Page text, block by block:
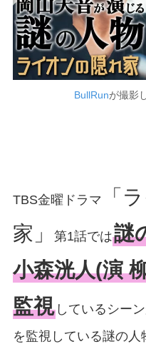
BullRunが撮影
TBS金曜ドラマ
「
家」
第1話では謎
小森洸人(演
監視しているシー
を監視している謎の人